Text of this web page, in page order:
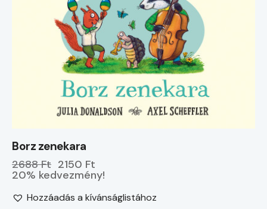
Borz zenekara
2688 Ft 2150 Ft
20% kedvezmény!
Hozzáadás a kívánságlistához